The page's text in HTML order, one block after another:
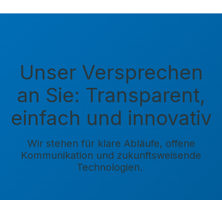
Unser Versprechen
an Sie: Transparent,
einfach und innovativ
Wir stehen für klare Abläufe, offene
Kommunikation und zukunftsweisende
Technologien.